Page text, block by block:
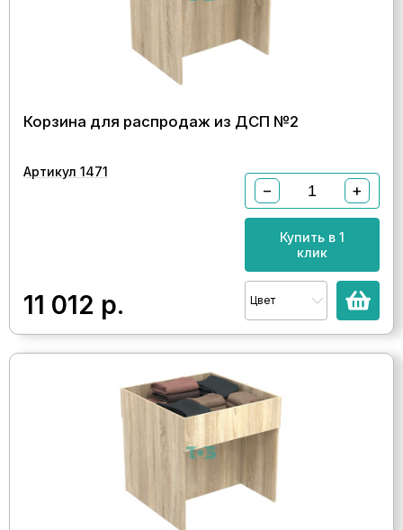
Корзина для распродаж из ДСП №2
Артикул 1471
11 012 р.
− +
Купить в 1
клик
Цвет